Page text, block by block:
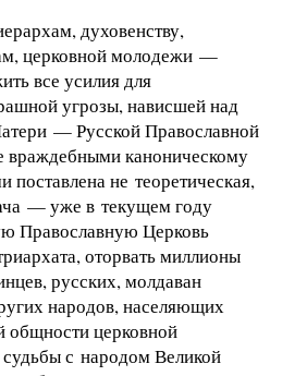
духовенству,
церковной молодежи —
все усилия для
угрозы, нависшей над
— Русской Православной
каноническому
не теоретическая,
— уже в текущем году
Православную Церковь
оторвать миллионы
русских, молдаван
народов, населяющих
общности церковной
с народом Великой